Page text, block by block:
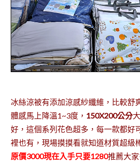
冰絲涼被有添加涼感紗纖維，比較舒
體感馬上降溫1~3度， 150X200公分
好，這個系列花色超多，每一款都好
裡也有，現場摸摸看就知道材質超級
原價3000現在入手只要1280推薦大